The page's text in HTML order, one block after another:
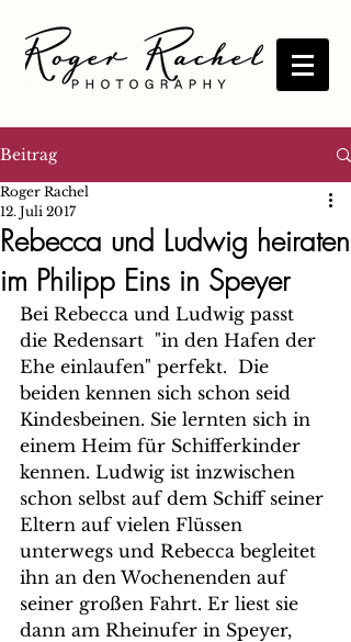
Beitrag
Rebecca und Ludwig heiraten
im Philipp Eins in Speyer
Roger Rachel
12. Juli 2017
Bei Rebecca und Ludwig passt
die Redensart  "in den Hafen der
Ehe einlaufen" perfekt.  Die
beiden kennen sich schon seid
Kindesbeinen. Sie lernten sich in
einem Heim für Schifferkinder
kennen. Ludwig ist inzwischen
schon selbst auf dem Schiff seiner
Eltern auf vielen Flüssen
unterwegs und Rebecca begleitet
ihn an den Wochenenden auf
seiner großen Fahrt. Er liest sie
dann am Rheinufer in Speyer,